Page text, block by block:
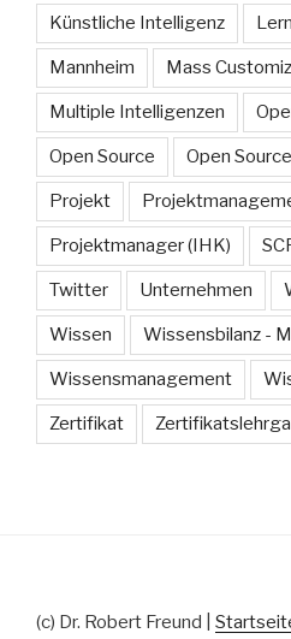
Künstliche Intelligenz
Mannheim Mass
Multiple Intelligenzen
Open Source Open
Projekt
Projektmanager (IHK)
Twitter Unternehmen
Wissen Wissensbilanz -
Wissensmanagement
Zertifikat
(c) Dr. Robert Freund |